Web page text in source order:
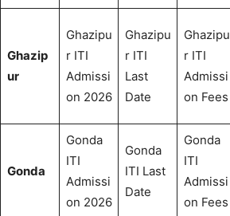
Ghazip
ur
Ghazipu
r ITI
Admissi
on 2026
Ghazipu
r ITI
Last
Date
Ghazipu
r ITI
Admissi
on Fees
Gonda
Gonda
ITI
Admissi
on 2026
Gonda
ITI Last
Date
Gonda
ITI
Admissi
on Fees